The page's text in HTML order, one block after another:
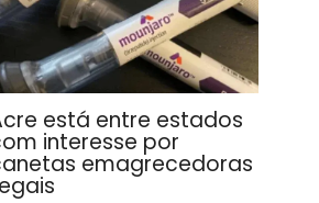
está entre estados
interesse por
emagrecedoras